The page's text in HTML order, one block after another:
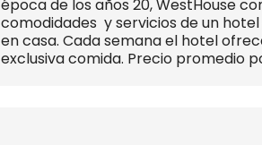
época de los años 20, WestHouse
comodidades y servicios de un hotel
en casa. Cada semana el hotel
exclusiva comida. Precio promedio